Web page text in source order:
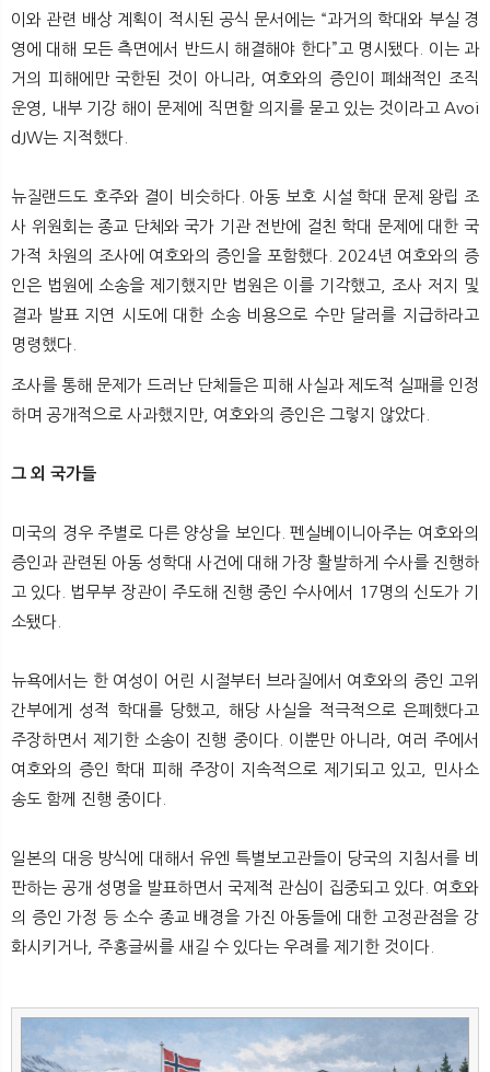
이와 관련 배상 계획이 적시된 공식 문서에는 “과거의 학대와 부실 경
영에 대해 모든 측면에서 반드시 해결해야 한다”고 명시됐다. 이는 과
거의 피해에만 국한된 것이 아니라, 여호와의 증인이 폐쇄적인 조직
운영, 내부 기강 해이 문제에 직면할 의지를 묻고 있는 것이라고 Avoi
dJW는 지적했다.
뉴질랜드도 호주와 결이 비슷하다. 아동 보호 시설 학대 문제 왕립 조
사 위원회는 종교 단체와 국가 기관 전반에 걸친 학대 문제에 대한 국
가적 차원의 조사에 여호와의 증인을 포함했다. 2024년 여호와의 증
인은 법원에 소송을 제기했지만 법원은 이를 기각했고, 조사 저지 및
결과 발표 지연 시도에 대한 소송 비용으로 수만 달러를 지급하라고
명령했다.
조사를 통해 문제가 드러난 단체들은 피해 사실과 제도적 실패를 인정
하며 공개적으로 사과했지만, 여호와의 증인은 그렇지 않았다.
그 외 국가들
미국의 경우 주별로 다른 양상을 보인다. 펜실베이니아주는 여호와의
증인과 관련된 아동 성학대 사건에 대해 가장 활발하게 수사를 진행하
고 있다. 법무부 장관이 주도해 진행 중인 수사에서 17명의 신도가 기
소됐다.
뉴욕에서는 한 여성이 어린 시절부터 브라질에서 여호와의 증인 고위
간부에게 성적 학대를 당했고, 해당 사실을 적극적으로 은폐했다고
주장하면서 제기한 소송이 진행 중이다. 이뿐만 아니라, 여러 주에서
여호와의 증인 학대 피해 주장이 지속적으로 제기되고 있고, 민사소
송도 함께 진행 중이다.
일본의 대응 방식에 대해서 유엔 특별보고관들이 당국의 지침서를 비
판하는 공개 성명을 발표하면서 국제적 관심이 집중되고 있다. 여호와
의 증인 가정 등 소수 종교 배경을 가진 아동들에 대한 고정관점을 강
화시키거나, 주홍글씨를 새길 수 있다는 우려를 제기한 것이다.